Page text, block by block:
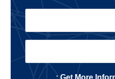
Get More